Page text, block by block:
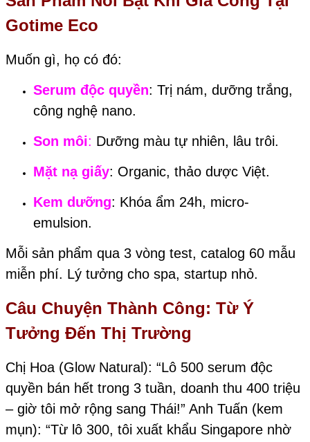
Gotime Eco
Muốn gì, họ có đó:
Serum độc quyền: Trị nám, dưỡng trắng,
công nghệ nano.
Son môi: Dưỡng màu tự nhiên, lâu trôi.
Mặt nạ giấy: Organic, thảo dược Việt.
Kem dưỡng: Khóa ẩm 24h, micro-
emulsion.
Mỗi sản phẩm qua 3 vòng test, catalog 60 mẫu
miễn phí. Lý tưởng cho spa, startup nhỏ.
Câu Chuyện Thành Công: Từ Ý
Tưởng Đến Thị Trường
Chị Hoa (Glow Natural): “Lô 500 serum độc
quyền bán hết trong 3 tuần, doanh thu 400 triệu
– giờ tôi mở rộng sang Thái!” Anh Tuấn (kem
mụn): “Từ lô 300, tôi xuất khẩu Singapore nhờ